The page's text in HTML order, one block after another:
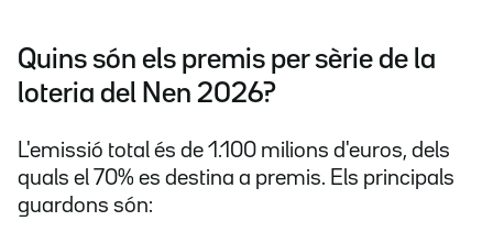
Quins són els premis per sèrie de la
loteria del Nen 2026?
L'emissió total és de 1.100 milions d'euros, dels
quals el 70% es destina a premis. Els principals
guardons són: